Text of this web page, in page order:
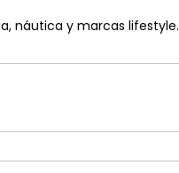
náutica y marcas lifestyle.